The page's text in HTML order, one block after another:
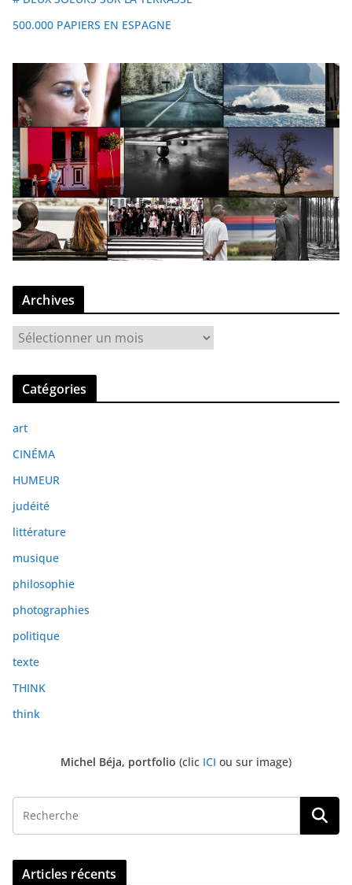
500.000 PAPIERS EN ESPAGNE
Archives
c
v
e
s
Catégories
art
CINÉMA
HUMEUR
judéité
littérature
musique
philosophie
photographies
politique
texte
THINK
think
Michel Béja, portfolio (clic ICI ou sur image)
Articles récents